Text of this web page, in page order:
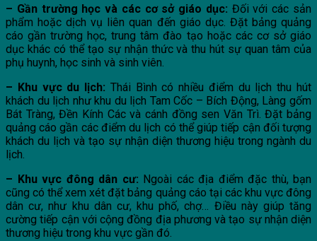
– Gần trường học và các cơ sở giáo dục: Đối với các sản
phẩm hoặc dịch vụ liên quan đến giáo dục. Đặt bảng quảng
cáo gần trường học, trung tâm đào tạo hoặc các cơ sở giáo
dục khác có thể tạo sự nhận thức và thu hút sự quan tâm của
phụ huynh, học sinh và sinh viên.
– Khu vực du lịch: Thái Bình có nhiều điểm du lịch thu hút
khách du lịch như khu du lịch Tam Cốc – Bích Động, Làng gốm
Bát Tràng, Đền Kính Các và cánh đồng sen Văn Trì. Đặt bảng
quảng cáo gần các điểm du lịch có thể giúp tiếp cận đối tượng
khách du lịch và tạo sự nhận diện thương hiệu trong ngành du
lịch.
– Khu vực đông dân cư: Ngoài các địa điểm đặc thù, bạn
cũng có thể xem xét đặt bảng quảng cáo tại các khu vực đông
dân cư, như khu dân cư, khu phố, chợ… Điều này giúp tăng
cường tiếp cận với cộng đồng địa phương và tạo sự nhận diện
thương hiệu trong khu vực gần đó.